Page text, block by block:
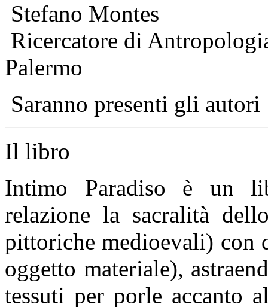
Stefano Montes
Ricercatore di
Palermo
Saranno presenti gli autori
Il libro
Intimo Paradiso è un
relazione la sacralità
pittoriche medioevali) con
oggetto materiale),
tessuti per porle accanto